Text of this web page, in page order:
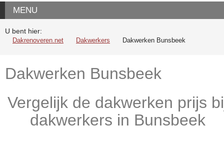
MENU
U bent hier:
Dakrenoveren.net
Dakwerkers Dakwerken Bunsbeek
Dakwerken Bunsbeek
Vergelijk de dakwerken prijs
dakwerkers in Bunsbeek